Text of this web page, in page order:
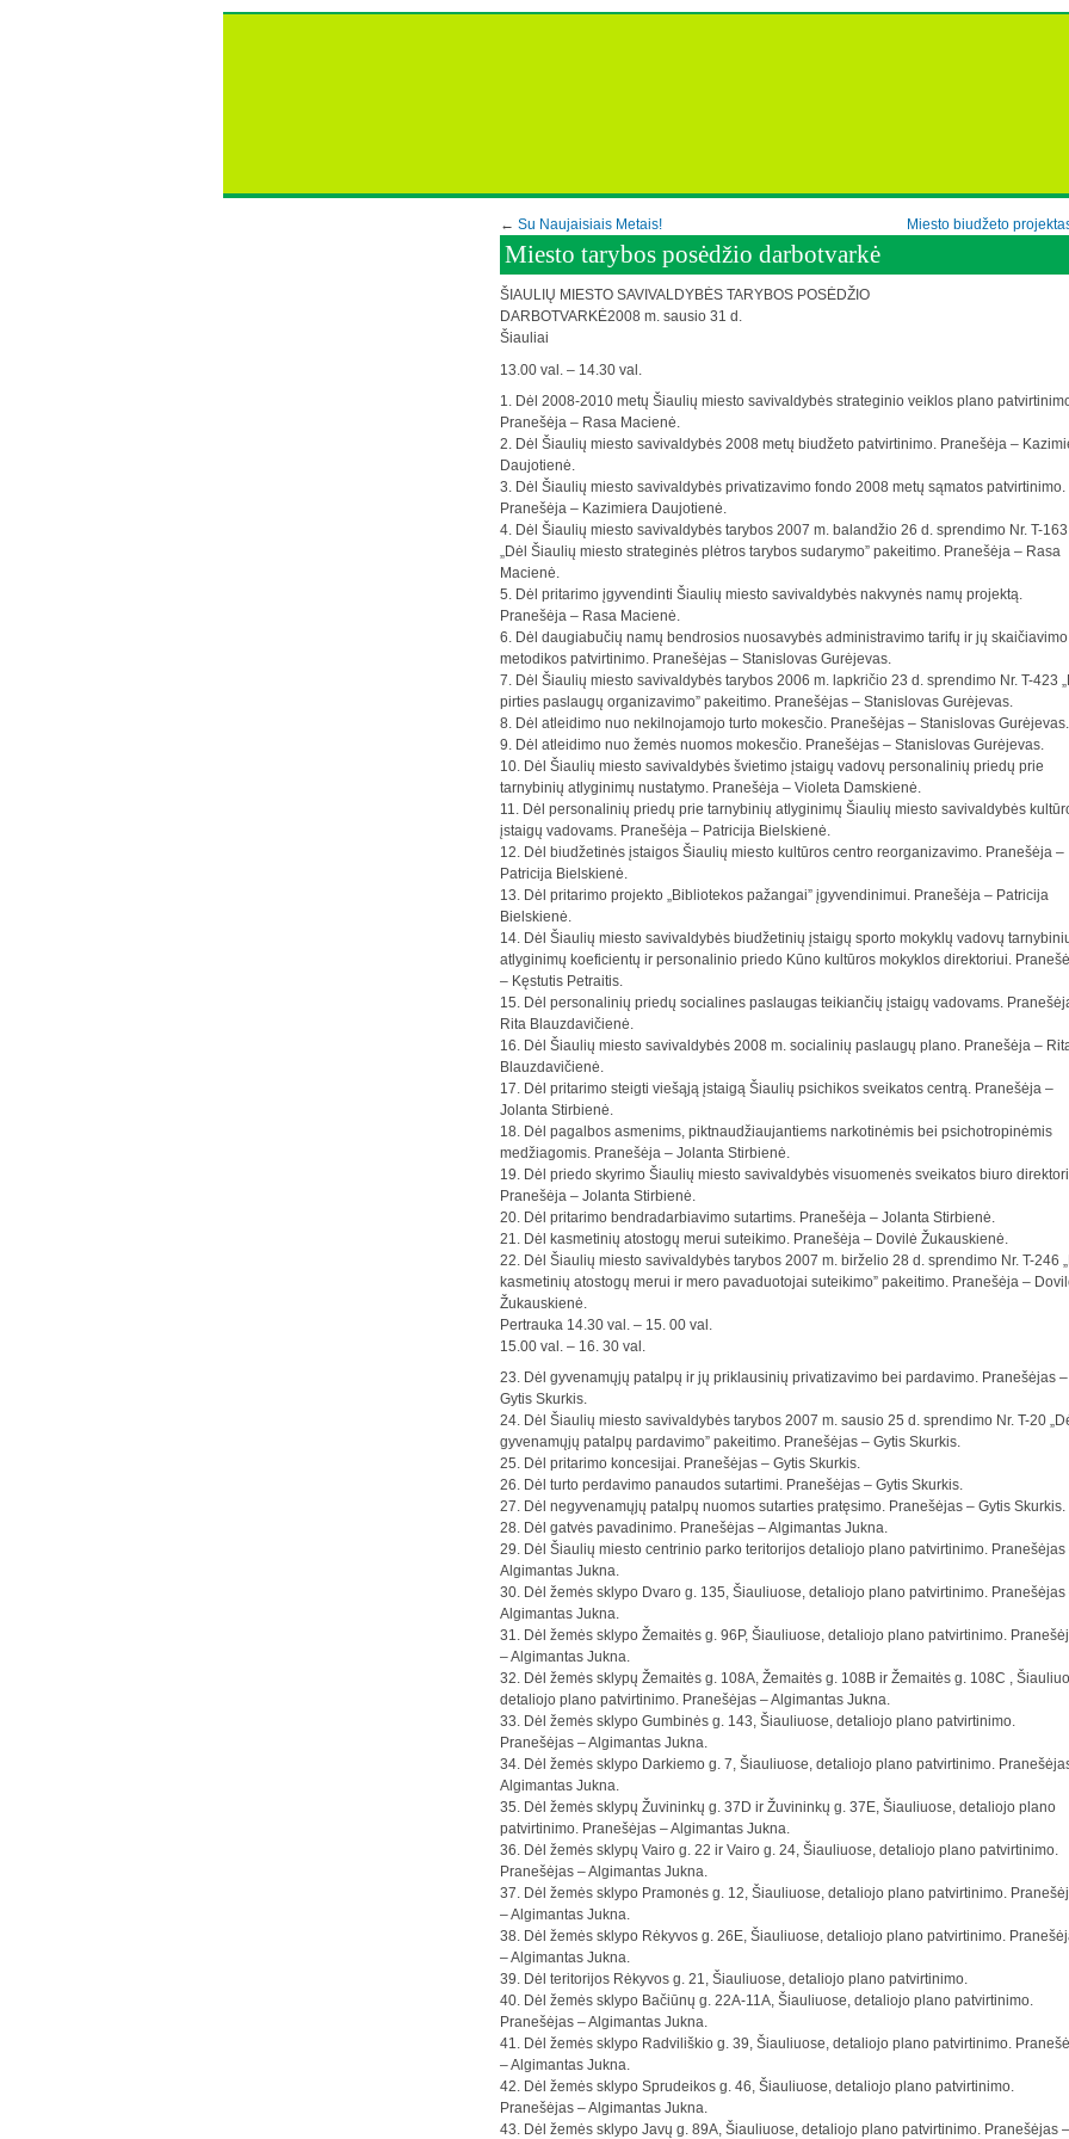
← Su Naujaisiais Metais! Miesto biudžeto
Miesto tarybos posėdžio darbotvarkė
ŠIAULIŲ MIESTO SAVIVALDYBĖS TARYBOS POSĖDŽIO
DARBOTVARKĖ2008 m. sausio 31 d.
Šiauliai
13.00 val. – 14.30 val.
1. Dėl 2008-2010 metų Šiaulių miesto savivaldybės strateginio veiklos plano
Pranešėja – Rasa Macienė.
2. Dėl Šiaulių miesto savivaldybės 2008 metų biudžeto patvirtinimo. Pranešėja –
Daujotienė.
3. Dėl Šiaulių miesto savivaldybės privatizavimo fondo 2008 metų sąmatos patvirtinimo.
Pranešėja – Kazimiera Daujotienė.
4. Dėl Šiaulių miesto savivaldybės tarybos 2007 m. balandžio 26 d. sprendimo Nr. T-163
„Dėl Šiaulių miesto strateginės plėtros tarybos sudarymo” pakeitimo. Pranešėja – Rasa
Macienė.
5. Dėl pritarimo įgyvendinti Šiaulių miesto savivaldybės nakvynės namų projektą.
Pranešėja – Rasa Macienė.
6. Dėl daugiabučių namų bendrosios nuosavybės administravimo tarifų ir jų skaičiavimo
metodikos patvirtinimo. Pranešėjas – Stanislovas Gurėjevas.
7. Dėl Šiaulių miesto savivaldybės tarybos 2006 m. lapkričio 23 d. sprendimo Nr. T-423
pirties paslaugų organizavimo” pakeitimo. Pranešėjas – Stanislovas Gurėjevas.
8. Dėl atleidimo nuo nekilnojamojo turto mokesčio. Pranešėjas – Stanislovas Gurėjevas.
9. Dėl atleidimo nuo žemės nuomos mokesčio. Pranešėjas – Stanislovas Gurėjevas.
10. Dėl Šiaulių miesto savivaldybės švietimo įstaigų vadovų personalinių priedų prie
tarnybinių atlyginimų nustatymo. Pranešėja – Violeta Damskienė.
11. Dėl personalinių priedų prie tarnybinių atlyginimų Šiaulių miesto savivaldybės
įstaigų vadovams. Pranešėja – Patricija Bielskienė.
12. Dėl biudžetinės įstaigos Šiaulių miesto kultūros centro reorganizavimo. Pranešėja –
Patricija Bielskienė.
13. Dėl pritarimo projekto „Bibliotekos pažangai” įgyvendinimui. Pranešėja – Patricija
Bielskienė.
14. Dėl Šiaulių miesto savivaldybės biudžetinių įstaigų sporto mokyklų vadovų
atlyginimų koeficientų ir personalinio priedo Kūno kultūros mokyklos direktoriui.
– Kęstutis Petraitis.
15. Dėl personalinių priedų socialines paslaugas teikiančių įstaigų vadovams.
Rita Blauzdavičienė.
16. Dėl Šiaulių miesto savivaldybės 2008 m. socialinių paslaugų plano. Pranešėja –
Blauzdavičienė.
17. Dėl pritarimo steigti viešąją įstaigą Šiaulių psichikos sveikatos centrą. Pranešėja –
Jolanta Stirbienė.
18. Dėl pagalbos asmenims, piktnaudžiaujantiems narkotinėmis bei psichotropinėmis
medžiagomis. Pranešėja – Jolanta Stirbienė.
19. Dėl priedo skyrimo Šiaulių miesto savivaldybės visuomenės sveikatos biuro
Pranešėja – Jolanta Stirbienė.
20. Dėl pritarimo bendradarbiavimo sutartims. Pranešėja – Jolanta Stirbienė.
21. Dėl kasmetinių atostogų merui suteikimo. Pranešėja – Dovilė Žukauskienė.
22. Dėl Šiaulių miesto savivaldybės tarybos 2007 m. birželio 28 d. sprendimo Nr. T-246
kasmetinių atostogų merui ir mero pavaduotojai suteikimo” pakeitimo. Pranešėja –
Žukauskienė.
Pertrauka 14.30 val. – 15. 00 val.
15.00 val. – 16. 30 val.
23. Dėl gyvenamųjų patalpų ir jų priklausinių privatizavimo bei pardavimo. Pranešėjas –
Gytis Skurkis.
24. Dėl Šiaulių miesto savivaldybės tarybos 2007 m. sausio 25 d. sprendimo Nr. T-20
gyvenamųjų patalpų pardavimo” pakeitimo. Pranešėjas – Gytis Skurkis.
25. Dėl pritarimo koncesijai. Pranešėjas – Gytis Skurkis.
26. Dėl turto perdavimo panaudos sutartimi. Pranešėjas – Gytis Skurkis.
27. Dėl negyvenamųjų patalpų nuomos sutarties pratęsimo. Pranešėjas – Gytis Skurkis.
28. Dėl gatvės pavadinimo. Pranešėjas – Algimantas Jukna.
29. Dėl Šiaulių miesto centrinio parko teritorijos detaliojo plano patvirtinimo. Pranešėjas
Algimantas Jukna.
30. Dėl žemės sklypo Dvaro g. 135, Šiauliuose, detaliojo plano patvirtinimo. Pranešėjas
Algimantas Jukna.
31. Dėl žemės sklypo Žemaitės g. 96P, Šiauliuose, detaliojo plano patvirtinimo.
– Algimantas Jukna.
32. Dėl žemės sklypų Žemaitės g. 108A, Žemaitės g. 108B ir Žemaitės g. 108C ,
detaliojo plano patvirtinimo. Pranešėjas – Algimantas Jukna.
33. Dėl žemės sklypo Gumbinės g. 143, Šiauliuose, detaliojo plano patvirtinimo.
Pranešėjas – Algimantas Jukna.
34. Dėl žemės sklypo Darkiemo g. 7, Šiauliuose, detaliojo plano patvirtinimo.
Algimantas Jukna.
35. Dėl žemės sklypų Žuvininkų g. 37D ir Žuvininkų g. 37E, Šiauliuose, detaliojo plano
patvirtinimo. Pranešėjas – Algimantas Jukna.
36. Dėl žemės sklypų Vairo g. 22 ir Vairo g. 24, Šiauliuose, detaliojo plano patvirtinimo.
Pranešėjas – Algimantas Jukna.
37. Dėl žemės sklypo Pramonės g. 12, Šiauliuose, detaliojo plano patvirtinimo.
– Algimantas Jukna.
38. Dėl žemės sklypo Rėkyvos g. 26E, Šiauliuose, detaliojo plano patvirtinimo.
– Algimantas Jukna.
39. Dėl teritorijos Rėkyvos g. 21, Šiauliuose, detaliojo plano patvirtinimo.
40. Dėl žemės sklypo Bačiūnų g. 22A-11A, Šiauliuose, detaliojo plano patvirtinimo.
Pranešėjas – Algimantas Jukna.
41. Dėl žemės sklypo Radviliškio g. 39, Šiauliuose, detaliojo plano patvirtinimo.
– Algimantas Jukna.
42. Dėl žemės sklypo Sprudeikos g. 46, Šiauliuose, detaliojo plano patvirtinimo.
Pranešėjas – Algimantas Jukna.
43. Dėl žemės sklypo Javų g. 89A, Šiauliuose, detaliojo plano patvirtinimo. Pranešėjas –